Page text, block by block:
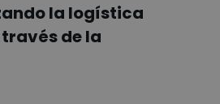
la logística
de la